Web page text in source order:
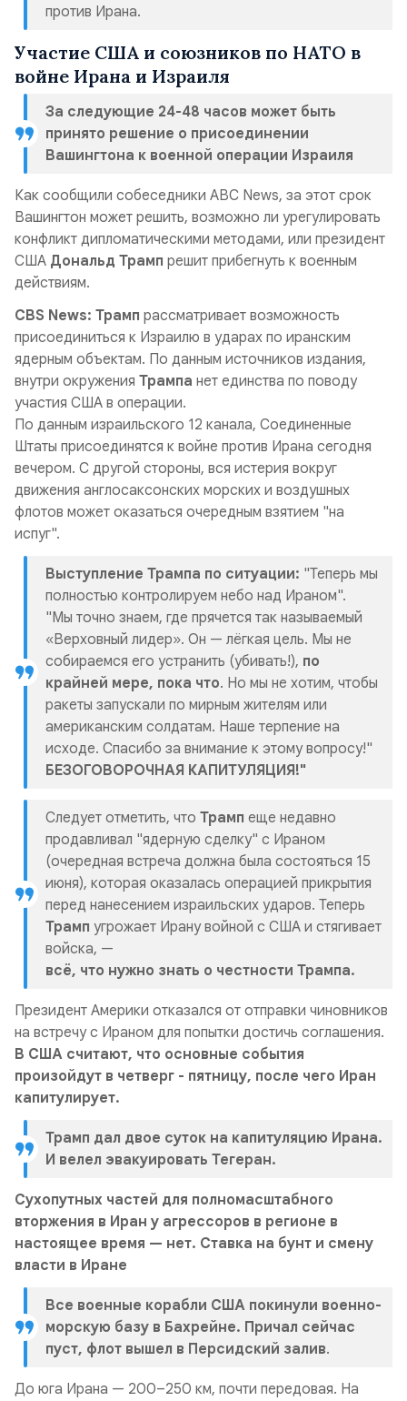
против Ирана.
Участие США и союзников по НАТО в
войне Ирана и Израиля
За следующие 24-48 часов может быть
принято решение о присоединении
Вашингтона к военной операции Израиля
Как сообщили собеседники ABC News, за этот срок
Вашингтон может решить, возможно ли урегулировать
конфликт дипломатическими методами, или президент
США Дональд Трамп решит прибегнуть к военным
действиям.
CBS News: Трамп рассматривает возможность
присоединиться к Израилю в ударах по иранским
ядерным объектам. По данным источников издания,
внутри окружения Трампа нет единства по поводу
участия США в операции.
По данным израильского 12 канала, Соединенные
Штаты присоединятся к войне против Ирана сегодня
вечером. С другой стороны, вся истерия вокруг
движения англосаксонских морских и воздушных
флотов может оказаться очередным взятием "на
испуг".
Выступление Трампа по ситуации: "Теперь мы
полностью контролируем небо над Ираном".
"Мы точно знаем, где прячется так называемый
«Верховный лидер». Он — лёгкая цель. Мы не
собираемся его устранить (убивать!), по
крайней мере, пока что. Но мы не хотим, чтобы
ракеты запускали по мирным жителям или
американским солдатам. Наше терпение на
исходе. Спасибо за внимание к этому вопросу!"
БЕЗОГОВОРОЧНАЯ КАПИТУЛЯЦИЯ!"
Следует отметить, что Трамп еще недавно
продавливал "ядерную сделку" с Ираном
(очередная встреча должна была состояться 15
июня), которая оказалась операцией прикрытия
перед нанесением израильских ударов. Теперь
Трамп угрожает Ирану войной с США и стягивает
войска, —
всё, что нужно знать о честности Трампа.
Президент Америки отказался от отправки чиновников
на встречу с Ираном для попытки достичь соглашения.
В США считают, что основные события
произойдут в четверг - пятницу, после чего Иран
капитулирует.
Трамп дал двое суток на капитуляцию Ирана.
И велел эвакуировать Тегеран.
Сухопутных частей для полномасштабного
вторжения в Иран у агрессоров в регионе в
настоящее время — нет. Ставка на бунт и смену
власти в Иране
Все военные корабли США покинули военно-
морскую базу в Бахрейне. Причал сейчас
пуст, флот вышел в Персидский залив.
До юга Ирана — 200–250 км, почти передовая. На